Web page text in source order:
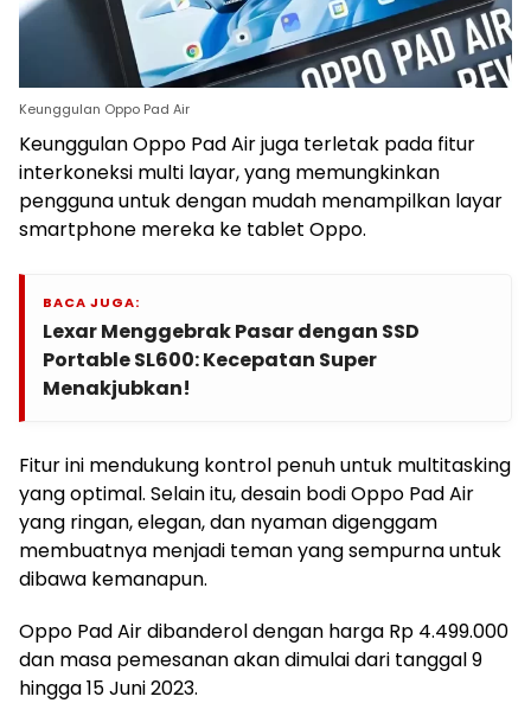
Keunggulan Oppo Pad Air
Keunggulan Oppo Pad Air juga terletak pada fitur
interkoneksi multi layar, yang memungkinkan
pengguna untuk dengan mudah menampilkan layar
smartphone mereka ke tablet Oppo.
BACA JUGA:
Lexar Menggebrak Pasar dengan SSD
Portable SL600: Kecepatan Super
Menakjubkan!
Fitur ini mendukung kontrol penuh untuk multitasking
yang optimal. Selain itu, desain bodi Oppo Pad Air
yang ringan, elegan, dan nyaman digenggam
membuatnya menjadi teman yang sempurna untuk
dibawa kemanapun.
Oppo Pad Air dibanderol dengan harga Rp 4.499.000
dan masa pemesanan akan dimulai dari tanggal 9
hingga 15 Juni 2023.